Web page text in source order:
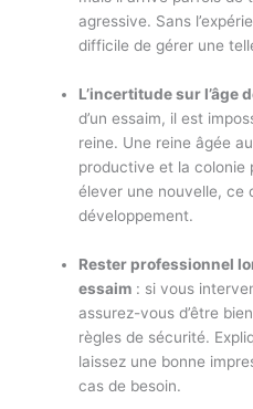
agressive. Sans
difficile de gérer une
L’incertitude sur l’âge
d’un essaim, il est
reine. Une reine âgée
productive et la colonie
élever une nouvelle, ce
développement.
Rester professionnel
essaim : si vous
assurez-vous d’être
règles de sécurité.
laissez une bonne
cas de besoin.